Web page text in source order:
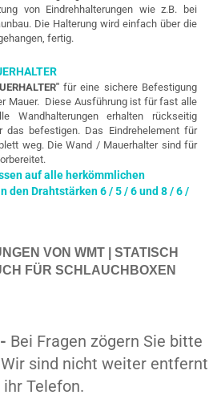
von Eindrehhalterungen wie z.B. bei
Die Halterung wird einfach über die
fertig.
für eine sichere Befestigung
Mauer. Diese Ausführung ist für fast alle
Wandhalterungen erhalten rückseitig
das befestigen. Das Eindrehelement für
weg. Die Wand / Mauerhalter sind für
auf alle herkömmlichen
den Drahtstärken 6 / 5 / 6 und 8 / 6 /
VON WMT | STATISCH
FÜR SCHLAUCHBOXEN
Bei Fragen zögern Sie bitte
sind nicht weiter entfernt
Telefon.